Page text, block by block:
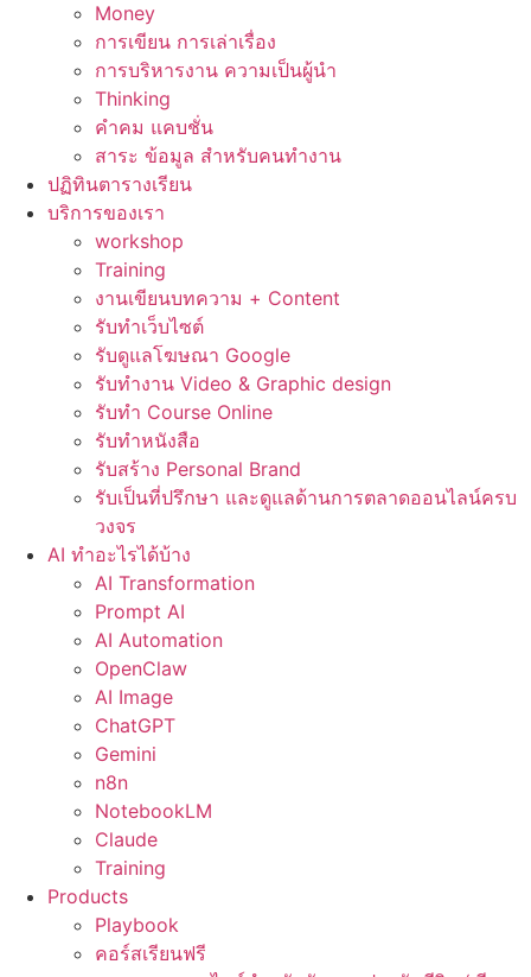
Money
การเขียน การเล่าเรื่อง
การบริหารงาน ความเป็นผู้นำ
Thinking
คำคม แคบชั่น
สาระ ข้อมูล สำหรับคนทำงาน
ปฏิทินตารางเรียน
บริการของเรา
workshop
Training
งานเขียนบทความ + Content
รับทำเว็บไซต์
รับดูแลโฆษณา Google
รับทำงาน Video & Graphic design
รับทำ Course Online
รับทำหนังสือ
รับสร้าง Personal Brand
รับเป็นที่ปรึกษา และดูแลด้านการตลาดออนไลน์ครบ
วงจร
AI ทำอะไรได้บ้าง
AI Transformation
Prompt AI
AI Automation
OpenClaw
AI Image
ChatGPT
Gemini
n8n
NotebookLM
Claude
Training
Products
Playbook
คอร์สเรียนฟรี